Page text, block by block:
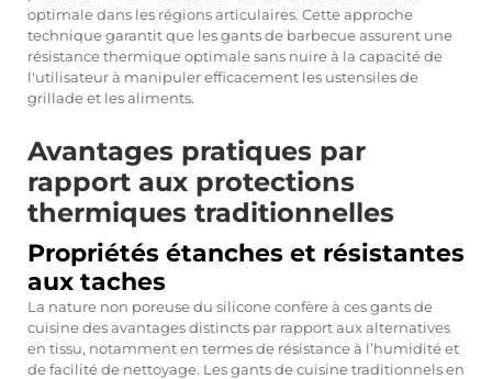
optimale dans les régions articulaires. Cette approche
technique garantit que les gants de barbecue assurent une
résistance thermique optimale sans nuire à la capacité de
l'utilisateur à manipuler efficacement les ustensiles de
grillade et les aliments.
Avantages pratiques par
rapport aux protections
thermiques traditionnelles
Propriétés étanches et résistantes
aux taches
La nature non poreuse du silicone confère à ces gants de
cuisine des avantages distincts par rapport aux alternatives
en tissu, notamment en termes de résistance à l’humidité et
de facilité de nettoyage. Les gants de cuisine traditionnels en